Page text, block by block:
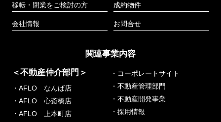
移転・閉業をご検討の方
会社情報
成約物件
お問合せ
関連事業内容
＜不動産仲介部門＞
・AFLO なんば店
・AFLO 心斎橋店
・AFLO 上本町店
・コーポレートサイト
・不動産管理部門
・不動産開発事業
・採用情報